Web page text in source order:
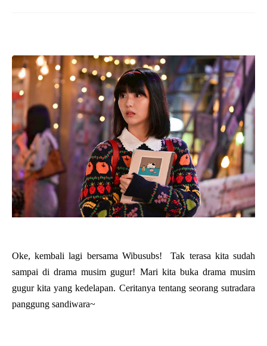
Oke, kembali lagi bersama Wibusubs! Tak terasa kita sudah
sampai di drama musim gugur! Mari kita buka drama musim
gugur kita yang kedelapan. Ceritanya tentang seorang sutradara
panggung sandiwara~